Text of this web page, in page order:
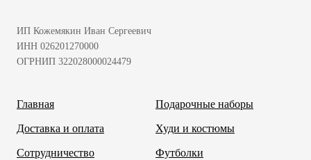
ИП Кожемякин Иван Сергеевич
ИНН 026201270000
ОГРНИП 322028000024479
Главная
Доставка и оплата
Сотрудничество
Подарочные наборы
Худи и костюмы
Футболки